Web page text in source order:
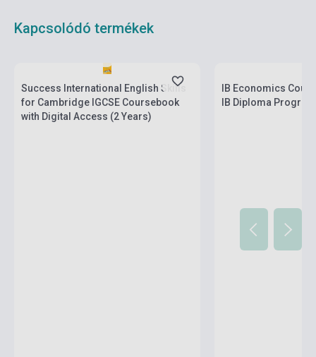
Kapcsolódó termékek
Success International English Skills
for Cambridge IGCSE Coursebook
with Digital Access (2 Years)
IB Economics
IB Diploma